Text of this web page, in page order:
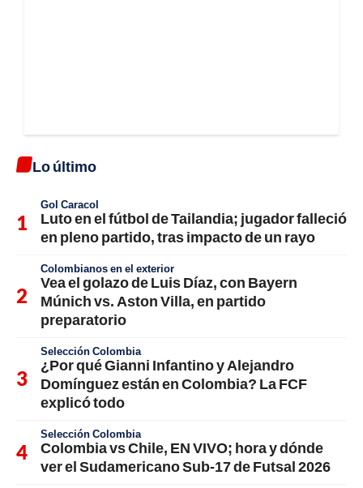
Lo último
Gol Caracol
Luto en el fútbol de Tailandia; jugador falleció
en pleno partido, tras impacto de un rayo
Colombianos en el exterior
Vea el golazo de Luis Díaz, con Bayern
Múnich vs. Aston Villa, en partido
preparatorio
Selección Colombia
¿Por qué Gianni Infantino y Alejandro
Domínguez están en Colombia? La FCF
explicó todo
Selección Colombia
Colombia vs Chile, EN VIVO; hora y dónde
ver el Sudamericano Sub-17 de Futsal 2026